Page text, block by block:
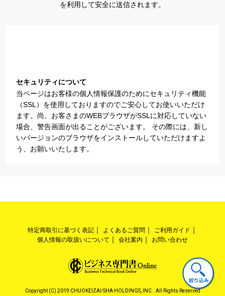
を利用して安全に送信されます。
セキュリティについて
当ページはお客様の個人情報保護のためにセキュリティ機能
（SSL）を使用しておりますのでご安心してお使いいただけ
ます。尚、お客さまのWEBブラウザがSSLに対応していない
場合、警告画面が出ることがございます。 その際には、新し
いバージョンのブラウザをインストールしていただけますよ
う、お願いいたします。
特定商取引に基づく表記 よくあるご質問
ご利用ガイド
個人情報の取扱いについて
会社案内 お問い合わせ
Copyright (C) 2019 CHUOKEIZAI-SHA HOLDINGS, INC.. All Rights Reserved